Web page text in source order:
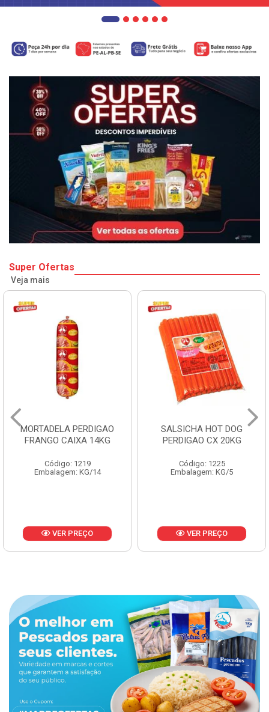
Super Ofertas
Veja mais
MORTADELA PERDIGAO
FRANGO CAIXA 14KG
Código: 1219
Embalagem: KG/14
VER PREÇO
SALSICHA HOT DOG
PERDIGAO CX 20KG
Código: 1225
Embalagem: KG/5
VER PREÇO